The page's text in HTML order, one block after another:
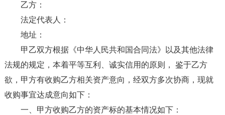
乙方：
法定代表人：
地址：
甲乙双方根据《中华人民共和国合同法》以及其他法律
法规的规定，本着平等互利、诚实信用的原则， 鉴于乙方
欲，甲方有收购乙方相关资产意向，经双方多次协商，现就
收购事宜达成意向如下：
一、甲方收购乙方的资产标的基本情况如下：